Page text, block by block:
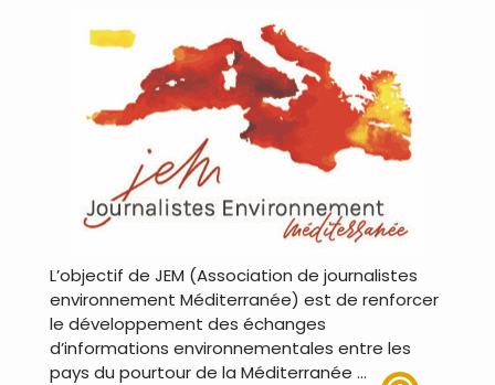
L’objectif de JEM (Association de journalistes
environnement Méditerranée) est de renforcer
le développement des échanges
d’informations environnementales entre les
pays du pourtour de la Méditerranée …